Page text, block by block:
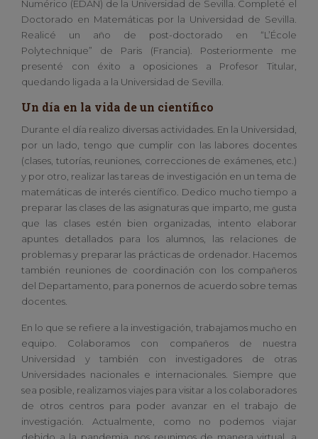
Numérico (EDAN) de la Universidad de Sevilla. Completé el
Doctorado en Matemáticas por la Universidad de Sevilla.
Realicé un año de post-doctorado en “L’École
Polytechnique” de Paris (Francia). Posteriormente me
presenté con éxito a oposiciones a Profesor Titular,
quedando ligada a la Universidad de Sevilla.
Un día en la vida de un científico
Durante el día realizo diversas actividades. En la Universidad,
por un lado, tengo que cumplir con las labores docentes
(clases, tutorías, reuniones, correcciones de exámenes, etc.)
y por otro, realizar las tareas de investigación en un tema de
matemáticas de interés científico. Dedico mucho tiempo a
preparar las clases de las asignaturas que imparto, me gusta
que las clases estén bien organizadas, intento elaborar
apuntes detallados para los alumnos, las relaciones de
problemas y preparar las prácticas de ordenador. Hacemos
también reuniones de coordinación con los compañeros
del Departamento, para ponernos de acuerdo sobre temas
docentes.
En lo que se refiere a la investigación, trabajamos mucho en
equipo. Colaboramos con compañeros de nuestra
Universidad y también con investigadores de otras
Universidades nacionales e internacionales. Siempre que
sea posible, realizamos viajes para visitar a los colaboradores
de otros centros para poder avanzar en el trabajo de
investigación. Actualmente, como no podemos viajar